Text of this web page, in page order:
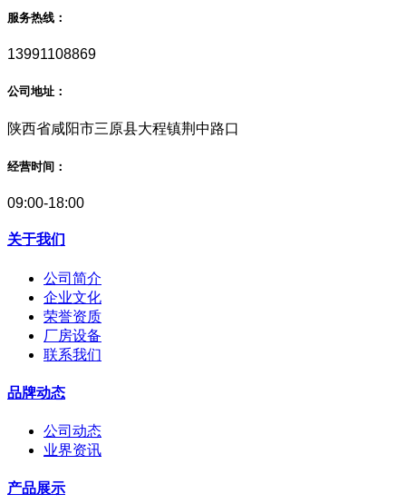
服务热线：
13991108869
公司地址：
陕西省咸阳市三原县大程镇荆中路口
经营时间：
09:00-18:00
关于我们
公司简介
企业文化
荣誉资质
厂房设备
联系我们
品牌动态
公司动态
业界资讯
产品展示